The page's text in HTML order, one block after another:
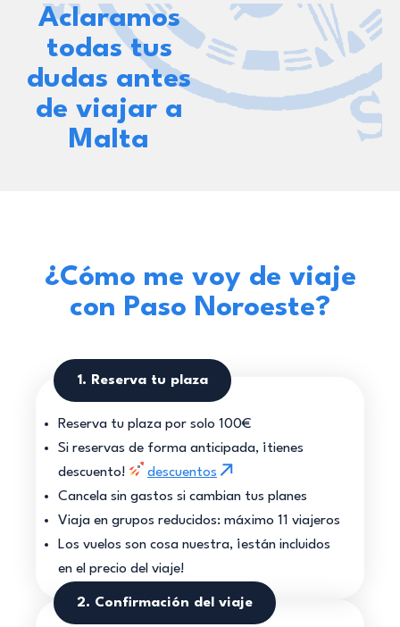
Aclaramos
todas tus
dudas antes
de viajar a
Malta
¿Cómo me voy de viaje
con Paso Noroeste?
1. Reserva tu plaza
Reserva tu plaza por solo 100€
Si reservas de forma anticipada, ¡tienes
descuento!
descuentos
Cancela sin gastos si cambian tus planes
Viaja en grupos reducidos: máximo 11 viajeros
Los vuelos son cosa nuestra, ¡están incluidos
en el precio del viaje!
2. Confirmación del viaje